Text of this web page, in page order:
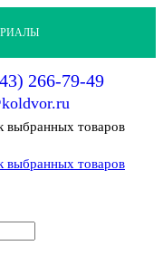
266-79-49
выбранных товаров
выбранных товаров